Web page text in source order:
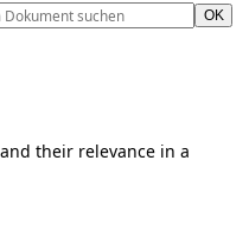
their relevance in a